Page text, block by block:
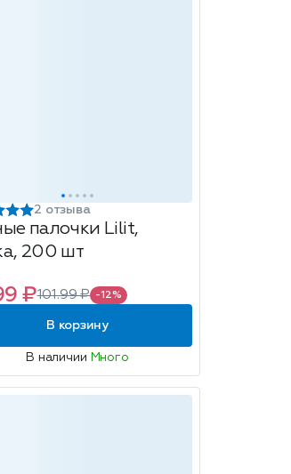
2 отзыва
палочки Lilit,
200 шт
₽101.99 ₽ -12%
В корзину
В наличии Много